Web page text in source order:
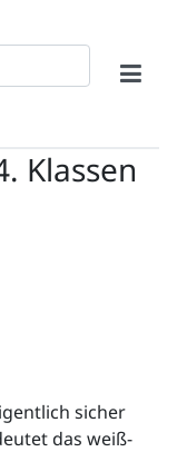
Klassen
sicher
das weiß-